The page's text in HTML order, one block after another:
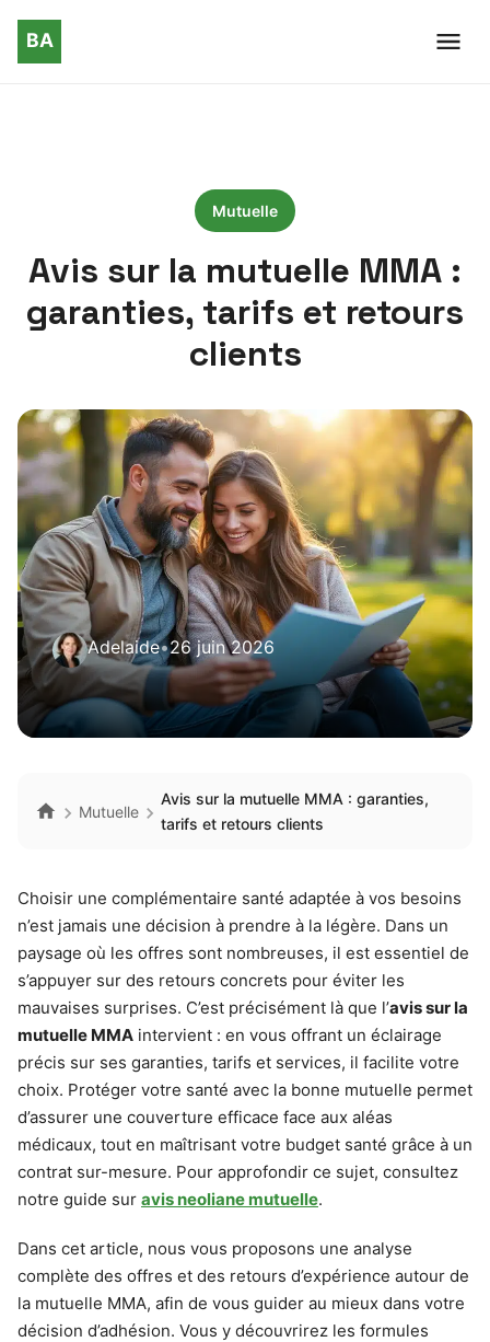
Mutuelle
Avis sur la mutuelle MMA :
garanties, tarifs et retours
clients
Adelaide•26 juin 2026
Mutuelle
Avis sur la mutuelle MMA : garanties,
tarifs et retours clients
Choisir une complémentaire santé adaptée à vos besoins
n’est jamais une décision à prendre à la légère. Dans un
paysage où les offres sont nombreuses, il est essentiel de
s’appuyer sur des retours concrets pour éviter les
mauvaises surprises. C’est précisément là que l’avis sur la
mutuelle MMA intervient : en vous offrant un éclairage
précis sur ses garanties, tarifs et services, il facilite votre
choix. Protéger votre santé avec la bonne mutuelle permet
d’assurer une couverture efficace face aux aléas
médicaux, tout en maîtrisant votre budget santé grâce à un
contrat sur-mesure. Pour approfondir ce sujet, consultez
notre guide sur avis neoliane mutuelle.
Dans cet article, nous vous proposons une analyse
complète des offres et des retours d’expérience autour de
la mutuelle MMA, afin de vous guider au mieux dans votre
décision d’adhésion. Vous y découvrirez les formules